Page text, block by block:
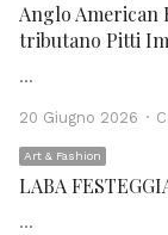
Anglo American
tributano Pitti
…
20 Giugno 2026
Art & Fashion
LABA
…